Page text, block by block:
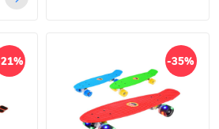
-35%